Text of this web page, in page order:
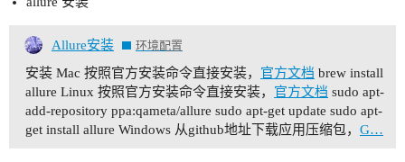
Allure安装 环境配置
安装 Mac 按照官方安装命令直接安装， 官方文档 brew install
allure Linux 按照官方安装命令直接安装， 官方文档 sudo apt-
add-repository ppa:qameta/allure sudo apt-get update sudo apt-
get install allure Windows 从github地址下载应用压缩包， G…